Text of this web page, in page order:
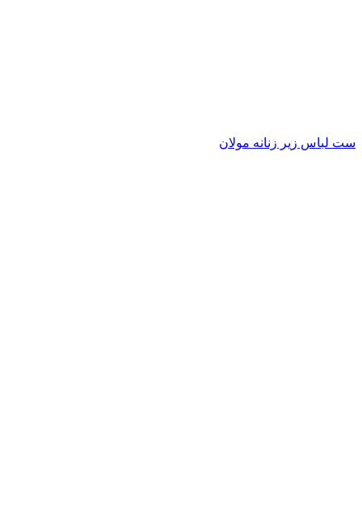
ست لباس زیر زنانه مولان